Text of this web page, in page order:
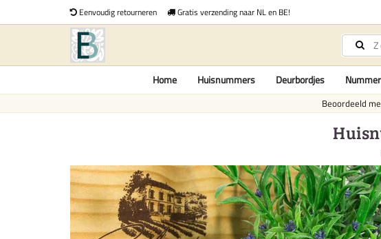
Eenvoudig retourneren Gratis verzending naar NL en BE!
Home Huisnummers Deurbordjes
Beoordeeld